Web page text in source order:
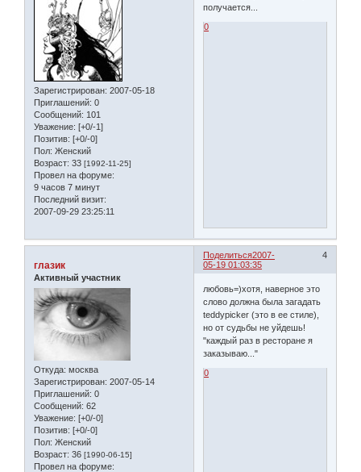
Зарегистрирован: 2007-05-18
Приглашений: 0
Сообщений: 101
Уважение: [+0/-1]
Позитив: [+0/-0]
Пол: Женский
Возраст: 33 [1992-11-25]
Провел на форуме:
9 часов 7 минут
Последний визит:
2007-09-29 23:25:11
получается...
0
Поделиться 4
2007-
05-19 01:03:35
глазик
Активный участник
Откуда: москва
Зарегистрирован: 2007-05-14
Приглашений: 0
Сообщений: 62
Уважение: [+0/-0]
Позитив: [+0/-0]
Пол: Женский
Возраст: 36 [1990-06-15]
Провел на форуме:
любовь=)хотя, наверное это
слово должна была загадать
teddypicker (это в ее стиле),
но от судьбы не уйдешь!
"каждый раз в ресторане я
заказываю..."
0